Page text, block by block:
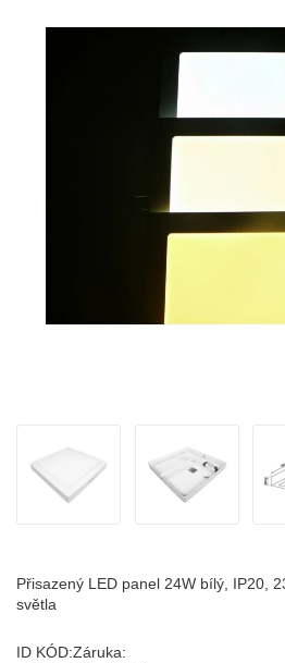
Přisazený LED panel 24W bílý, IP20,
světla
ID KÓD:Záruka: